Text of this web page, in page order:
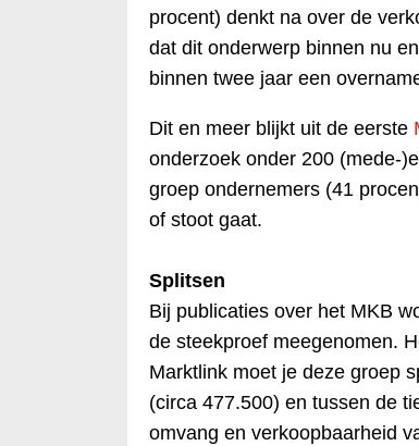
procent) denkt na over de
dat dit onderwerp binnen nu
binnen twee jaar een
Dit en meer blijkt uit de eerste
onderzoek onder 200 (mede-
groep ondernemers (41
of stoot gaat.
Splitsen
Bij publicaties over het MKB
de steekproef meegenomen.
Marktlink moet je deze groep
(circa 477.500) en tussen de
omvang en verkoopbaarheid